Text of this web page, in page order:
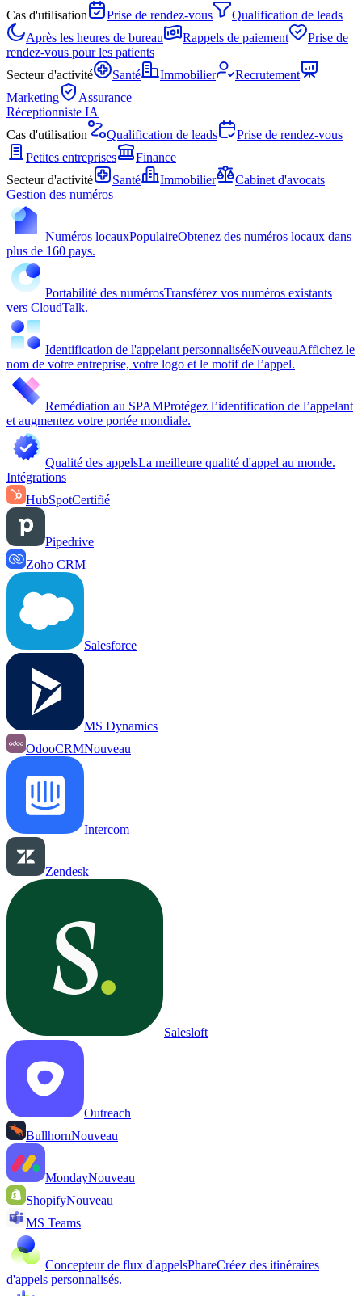
Cas d'utilisation
Prise de rendez-vous
Qualification de leads
Après les heures de bureau
Rappels de paiement
Prise de
rendez-vous pour les patients
Secteur d'activité
Santé Immobilier
Recrutement
Marketing
Assurance
Réceptionniste IA
Cas d'utilisation
Qualification de leads
Prise de rendez-vous
Petites entreprises
Finance
Secteur d'activité
Santé Immobilier
Cabinet d'avocats
Gestion des numéros
Numéros locauxPopulaireObtenez des numéros locaux dans
plus de 160 pays.
Portabilité des numérosTransférez vos numéros existants
vers CloudTalk.
Identification de l'appelant personnaliséeNouveauAffichez le
nom de votre entreprise, votre logo et le motif de l’appel.
Remédiation au SPAMProtégez l’identification de l’appelant
et augmentez votre portée mondiale.
Qualité des appelsLa meilleure qualité d'appel au monde.
Intégrations
HubSpotCertifié
Pipedrive
Zoho CRM
Salesforce
MS Dynamics
OdooCRMNouveau
Intercom
Zendesk
Salesloft
Outreach
BullhornNouveau
MondayNouveau
ShopifyNouveau
MS Teams
Concepteur de flux d'appelsPhareCréez des itinéraires
d'appels personnalisés.